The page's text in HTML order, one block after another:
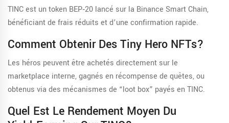
TINC est un token BEP‑20 lancé sur la Binance Smart Chain,
bénéficiant de frais réduits et d’une confirmation rapide.
Comment Obtenir Des Tiny Hero NFTs?
Les héros peuvent être achetés directement sur le
marketplace interne, gagnés en récompense de quêtes, ou
obtenus via des mécanismes de “loot box” payés en TINC.
Quel Est Le Rendement Moyen Du